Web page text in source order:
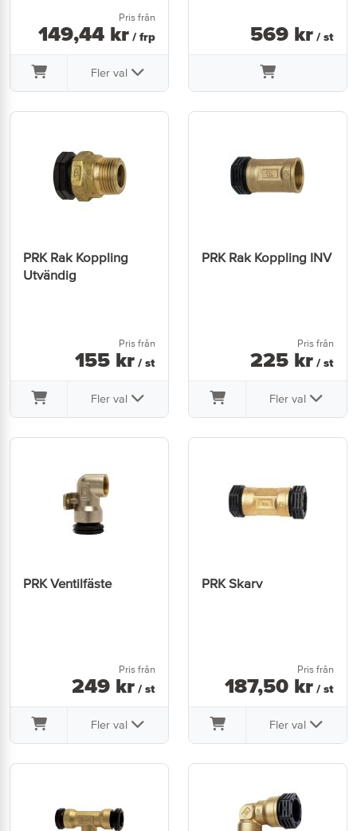
Pris från
149,44 kr / frp
Fler val
569 kr / st
PRK Rak Koppling
Utvändig
Pris från
155 kr / st
Fler val
PRK Rak Koppling INV
Pris från
225 kr / st
Fler val
PRK Ventilfäste
Pris från
249 kr / st
Fler val
PRK Skarv
Pris från
187,50 kr / st
Fler val